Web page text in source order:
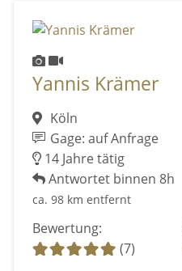
Yannis Krämer
Köln
Gage: auf Anfrage
14 Jahre tätig
Antwortet binnen 8h
ca. 98 km entfernt
Bewertung:
(7)